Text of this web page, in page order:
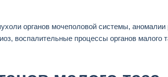
органов мочеполовой системы, аномалии
воспалительные процессы органов малого